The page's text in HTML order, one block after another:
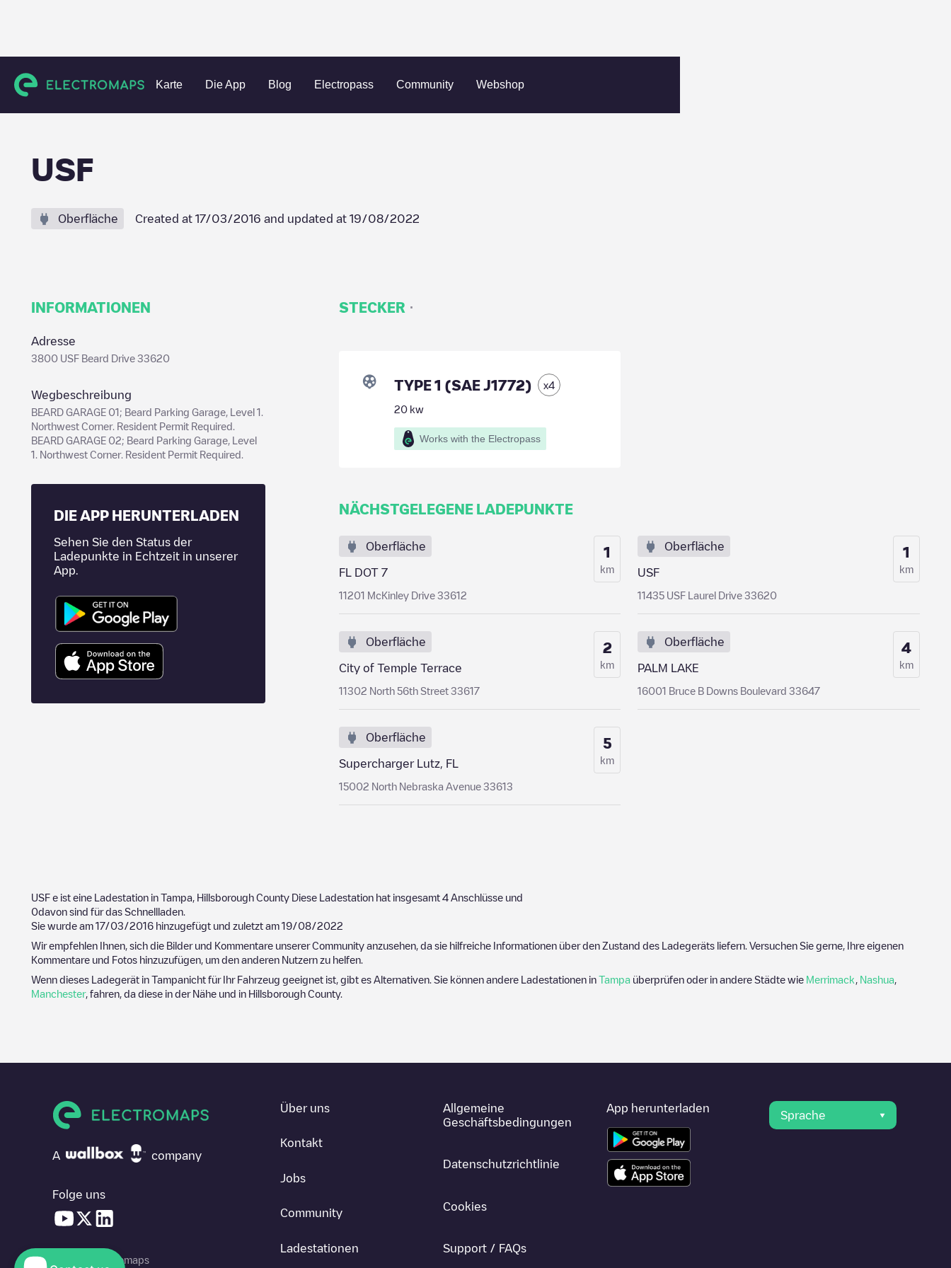
Karte Die App Blog Electropass Community Webshop
Charging stations Vereinigte Staaten Hillsborough County Tampa
USF
Oberfläche Created at 17/03/2016 and updated at 19/08/2022
INFORMATIONEN
Adresse
3800 USF Beard Drive 33620
Wegbeschreibung
BEARD GARAGE 01; Beard Parking Garage, Level 1.
Northwest Corner. Resident Permit Required.
BEARD GARAGE 02; Beard Parking Garage, Level
1. Northwest Corner. Resident Permit Required.
DIE APP HERUNTERLADEN
Sehen Sie den Status der
Ladepunkte in Echtzeit in unserer
App.
STECKER ·
TYPE 1 (SAE J1772) x4
20kw
Works with the Electropass
NÄCHSTGELEGENE LADEPUNKTE
Oberfläche
FL DOT 7
11201 McKinley Drive 33612
1
km
Oberfläche
USF
11435 USF Laurel Drive 33620
1
km
Oberfläche
City of Temple Terrace
11302 North 56th Street 33617
2
km
Oberfläche
PALM LAKE
16001 Bruce B Downs Boulevard 33647
4
km
Oberfläche
Supercharger Lutz, FL
15002 North Nebraska Avenue 33613
5
km
USF e ist eine Ladestation in Tampa Hillsborough County Diese Ladestation hat insgesamt 4 Anschlüsse und
0davon sind für das Schnellladen.
Sie wurde am 17/03/2016 hinzugefügt und zuletzt am 19/08/2022
Wir empfehlen Ihnen, sich die Bilder und Kommentare unserer Community anzusehen, da sie hilfreiche Informationen über den Zustand des Ladegeräts liefern. Versuchen Sie gerne, Ihre eigenen
Kommentare und Fotos hinzuzufügen, um den anderen Nutzern zu helfen.
Wenn dieses Ladegerät in Tampanicht für Ihr Fahrzeug geeignet ist, gibt es Alternativen. Sie können andere Ladestationen in Tampa überprüfen oder in andere Städte wie Merrimack Nashua
Manchester, fahren, da diese in der Nähe und in Hillsborough County.
A company
Folge uns
© 2026 Electromaps
Über uns
Kontakt
Jobs
Community
Ladestationen
Allgemeine
Geschäftsbedingungen
Datenschutzrichtlinie
Cookies
Support / FAQs
App herunterladen
Sprache